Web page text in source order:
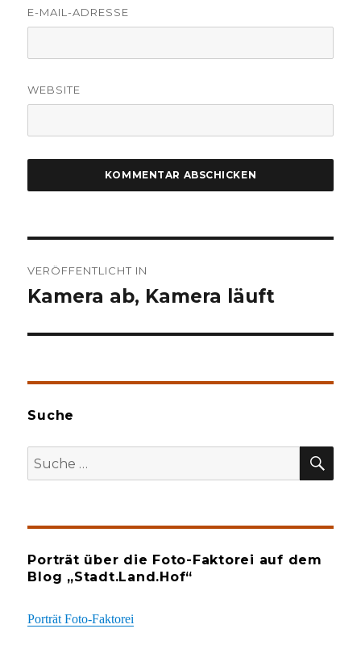
E-MAIL-ADRESSE
WEBSITE
VERÖFFENTLICHT IN
Kamera ab, Kamera läuft
Suche
Suche
nach:
Porträt über die Foto-Faktorei auf dem
Blog „Stadt.Land.Hof“
Porträt Foto-Faktorei